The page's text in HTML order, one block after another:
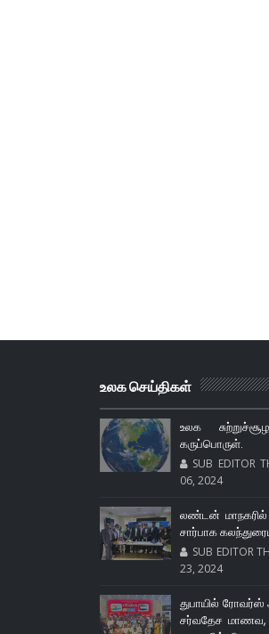
உலக செய்திகள்
உலக
கருப்பொருள்.
SUB EDITOR
06, 2024
லண்டன் மாநகரில்
சார்பாக
SUB EDITOR
23, 2024
துபாயில் ரோவர்ஸ்
சர்வதேச மாணவ,